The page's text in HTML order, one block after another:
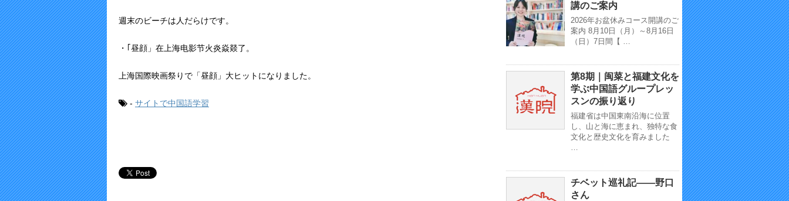
週末のビーチは人だらけです。
・｢昼顔」在上海电影节火炎焱燚了。
上海国際映画祭りで「昼顔」大ヒットになりました。
- サイトで中国語学習
講のご案内
2026年お盆休みコース開講のご
案内 8月10日（月）～8月16日
（日）7日間【 …
第8期｜闽菜と福建文化を
学ぶ中国語グループレッ
スンの振り返り
福建省は中国東南沿海に位置
し、山と海に恵まれ、独特な食
文化と歴史文化を育みました
…
チベット巡礼記——野口
さん